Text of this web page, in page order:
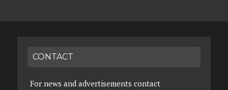
CONTACT
For news and advertisements contact